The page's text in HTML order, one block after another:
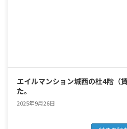
エイルマンション城西の杜4階（
た。
2025年9月26日